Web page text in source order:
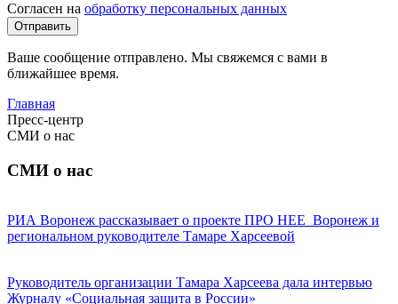
Согласен на обработку персональных данных
Отправить
Ваше сообщение отправлено. Мы свяжемся с вами в
ближайшее время.
Главная
Пресс-центр
СМИ о нас
СМИ о нас
РИА Воронеж рассказывает о проекте ПРО НЕЕ_Воронеж и
региональном руководителе Тамаре Харсеевой
Руководитель организации Тамара Харсеева дала интервью
Журналу «Социальная защита в России»